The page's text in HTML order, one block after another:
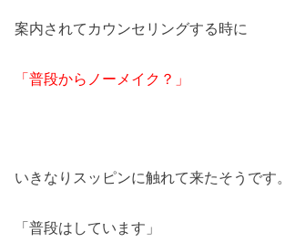
案内されてカウンセリングする時に
「普段からノーメイク？」
いきなりスッピンに触れて来たそうです。
「普段はしています」